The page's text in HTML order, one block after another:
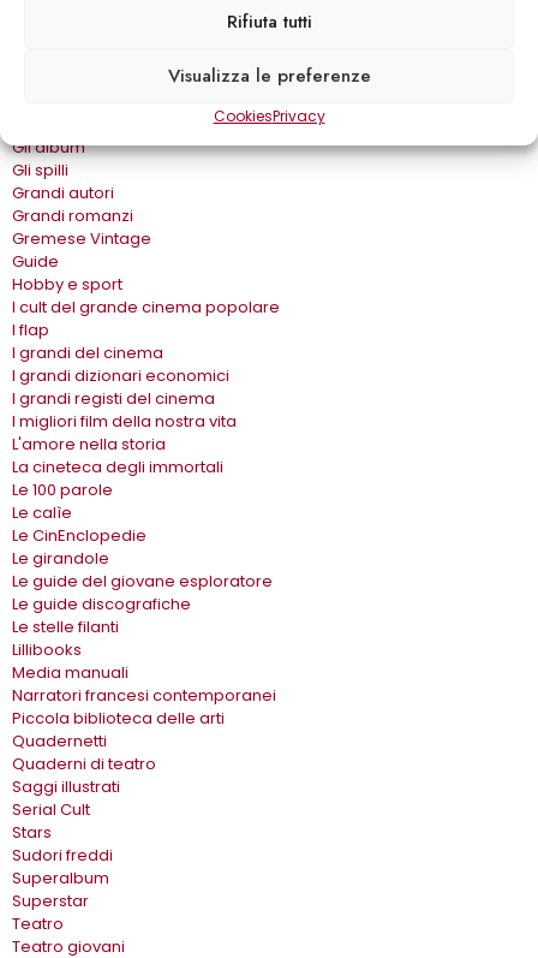
Rifiuta tutti
Visualizza le preferenze
CookiesPrivacy
Gli album
Gli spilli
Grandi autori
Grandi romanzi
Gremese Vintage
Guide
Hobby e sport
I cult del grande cinema popolare
I flap
I grandi del cinema
I grandi dizionari economici
I grandi registi del cinema
I migliori film della nostra vita
L'amore nella storia
La cineteca degli immortali
Le 100 parole
Le calìe
Le CinEnclopedie
Le girandole
Le guide del giovane esploratore
Le guide discografiche
Le stelle filanti
Lillibooks
Media manuali
Narratori francesi contemporanei
Piccola biblioteca delle arti
Quadernetti
Quaderni di teatro
Saggi illustrati
Serial Cult
Stars
Sudori freddi
Superalbum
Superstar
Teatro
Teatro giovani